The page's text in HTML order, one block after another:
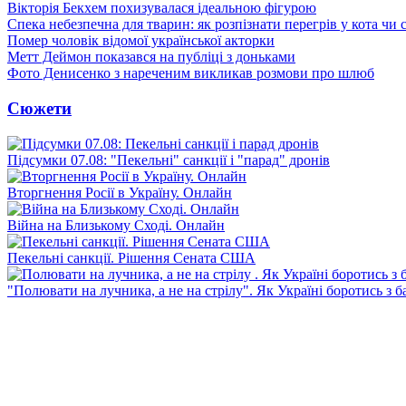
Вікторія Бекхем похизувалася ідеальною фігурою
Спека небезпечна для тварин: як розпізнати перегрів у кота чи
Помер чоловік відомої української акторки
Метт Деймон показався на публіці з доньками
Фото Денисенко з нареченим викликав розмови про шлюб
Сюжети
Підсумки 07.08: "Пекельні" санкції і "парад" дронів
Вторгнення Росії в Україну. Онлайн
Війна на Близькому Сході. Онлайн
Пекельні санкції. Рішення Сената США
"Полювати на лучника, а не на стрілу". Як Україні боротись з